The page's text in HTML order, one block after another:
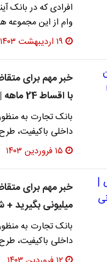
افرادی که در بانک
وام از این مجموعه
۱۹ اردیبهشت ۱۴۰۳
با اقساط 24 ماهه | آغاز ثبت نام غیرحضوری وام با این اپلیکیشن
بانک تجارت به
داخلی باکیفیت، طرح
۱۵ فروردین ۱۴۰۳
میلیونی بگیرید +
بانک تجارت به
داخلی باکیفیت، طرح